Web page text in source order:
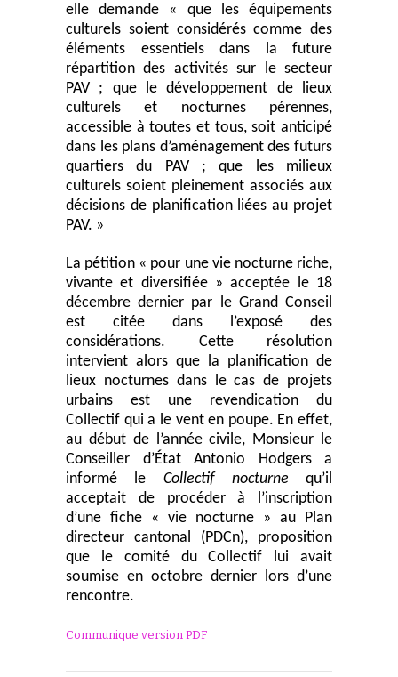
elle demande « que les équipements
culturels soient considérés comme des
éléments essentiels dans la future
répartition des activités sur le secteur
PAV ; que le développement de lieux
culturels et nocturnes pérennes,
accessible à toutes et tous, soit anticipé
dans les plans d’aménagement des futurs
quartiers du PAV ; que les milieux
culturels soient pleinement associés aux
décisions de planification liées au projet
PAV. »
La pétition « pour une vie nocturne riche,
vivante et diversifiée » acceptée le 18
décembre dernier par le Grand Conseil
est citée dans l’exposé des
considérations. Cette résolution
intervient alors que la planification de
lieux nocturnes dans le cas de projets
urbains est une revendication du
Collectif qui a le vent en poupe. En effet,
au début de l’année civile, Monsieur le
Conseiller d’État Antonio Hodgers a
informé le Collectif nocturne qu’il
acceptait de procéder à l’inscription
d’une fiche « vie nocturne » au Plan
directeur cantonal (PDCn), proposition
que le comité du Collectif lui avait
soumise en octobre dernier lors d’une
rencontre.
Communique version PDF